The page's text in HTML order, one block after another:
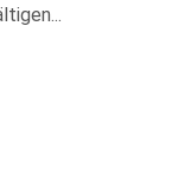
...